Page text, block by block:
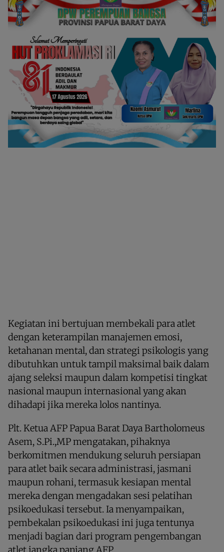
Kegiatan ini bertujuan membekali para atlet
dengan keterampilan manajemen emosi,
ketahanan mental, dan strategi psikologis yang
dibutuhkan untuk tampil maksimal baik dalam
ajang seleksi maupun dalam kompetisi tingkat
nasional maupun internasional yang akan
dihadapi jika mereka lolos nantinya.
Plt. Ketua AFP Papua Barat Daya Bartholomeus
Asem, S.Pi.,MP mengatakan, pihaknya
berkomitmen mendukung seluruh persiapan
para atlet baik secara administrasi, jasmani
maupun rohani, termasuk kesiapan mental
mereka dengan mengadakan sesi pelatihan
psikoedukasi tersebut. Ia menyampaikan,
pembekalan psikoedukasi ini juga tentunya
menjadi bagian dari program pengembangan
atlet jangka panjang AFP.